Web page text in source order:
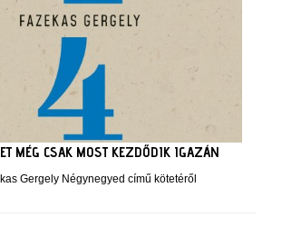
MÉG CSAK MOST KEZDŐDIK IGAZÁN
Gergely Négynegyed című kötetéről